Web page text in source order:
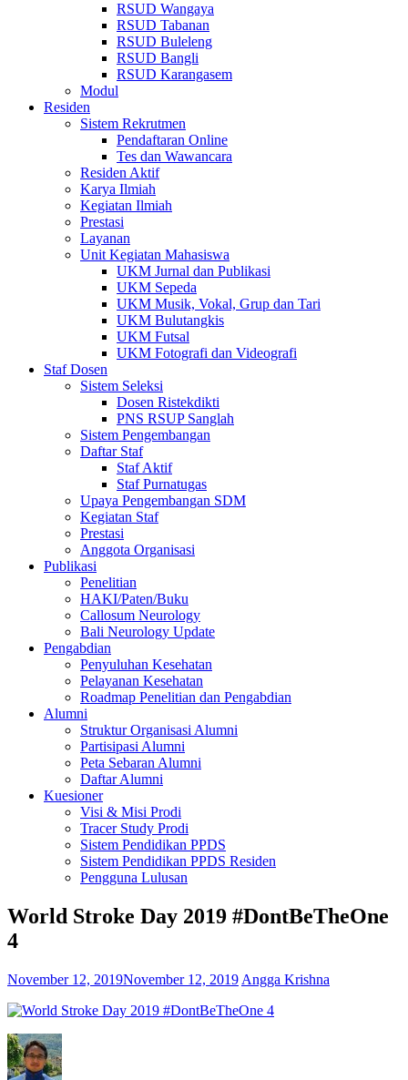
RSUD Wangaya
RSUD Tabanan
RSUD Buleleng
RSUD Bangli
RSUD Karangasem
Modul
Residen
Sistem Rekrutmen
Pendaftaran Online
Tes dan Wawancara
Residen Aktif
Karya Ilmiah
Kegiatan Ilmiah
Prestasi
Layanan
Unit Kegiatan Mahasiswa
UKM Jurnal dan Publikasi
UKM Sepeda
UKM Musik, Vokal, Grup dan Tari
UKM Bulutangkis
UKM Futsal
UKM Fotografi dan Videografi
Staf Dosen
Sistem Seleksi
Dosen Ristekdikti
PNS RSUP Sanglah
Sistem Pengembangan
Daftar Staf
Staf Aktif
Staf Purnatugas
Upaya Pengembangan SDM
Kegiatan Staf
Prestasi
Anggota Organisasi
Publikasi
Penelitian
HAKI/Paten/Buku
Callosum Neurology
Bali Neurology Update
Pengabdian
Penyuluhan Kesehatan
Pelayanan Kesehatan
Roadmap Penelitian dan Pengabdian
Alumni
Struktur Organisasi Alumni
Partisipasi Alumni
Peta Sebaran Alumni
Daftar Alumni
Kuesioner
Visi & Misi Prodi
Tracer Study Prodi
Sistem Pendidikan PPDS
Sistem Pendidikan PPDS Residen
Pengguna Lulusan
World Stroke Day 2019 #DontBeTheOne
4
November 12, 2019November 12, 2019 Angga Krishna